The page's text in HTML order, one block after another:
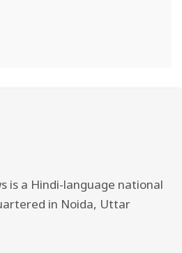
is a Hindi-language national
in Noida, Uttar